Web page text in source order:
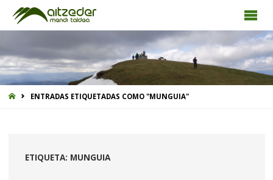
INICIOENTRADAS ETIQUETADAS COMO "MUNGUIA"
ETIQUETA: MUNGUIA